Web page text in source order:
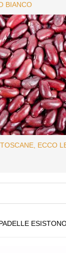
BIANCO
ECCO